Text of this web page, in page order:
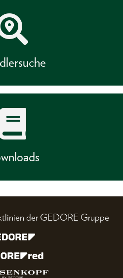
der GEDORE Gruppe